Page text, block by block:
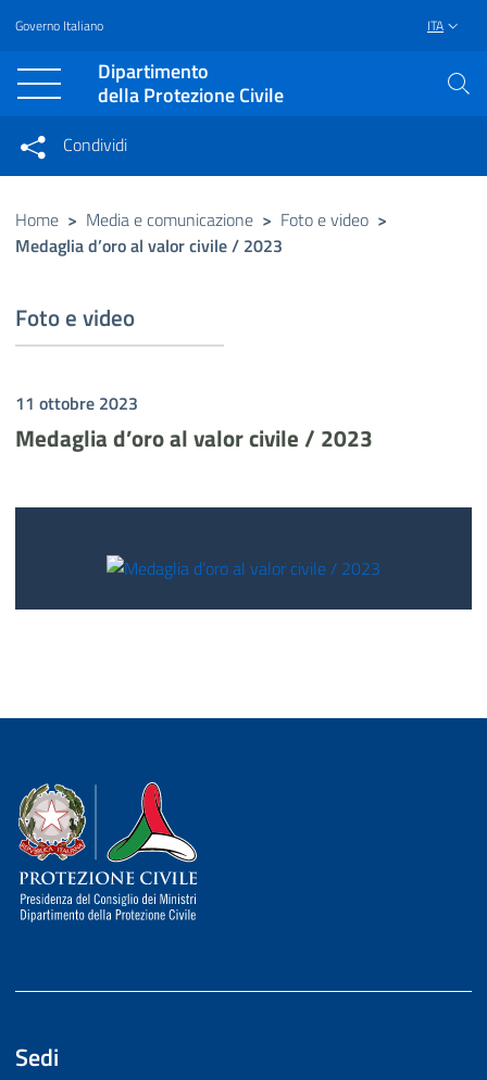
Vai al contenuto principale
Raggiungi il piè di pagina
Governo Italiano ITA
Dipartimento
della Protezione Civile
Condividi su Facebook
Condividi su Twitter
Condividi su LinkedIn
Condividi
Condividi sui social network
Home > Media e comunicazione > Foto e video >
Medaglia d’oro al valor civile / 2023
Foto e video
11 ottobre 2023
Medaglia d’oro al valor civile / 2023
Dipartimento della Protezione Civile
Sedi